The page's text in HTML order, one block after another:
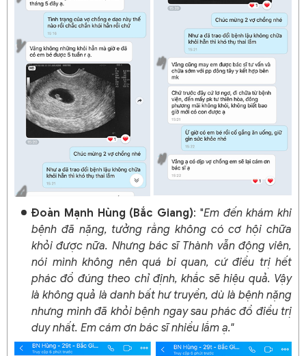
Đoàn Mạnh Hùng (Bắc Giang): "Em đến khám khi
bệnh đã nặng, tưởng rằng không có cơ hội chữa
khỏi được nữa. Nhưng bác sĩ Thành vẫn động viên,
nói mình không nên quá bi quan, cứ điều trị hết
phác đồ đúng theo chỉ định, khắc sẽ hiệu quả. Vậy
là không quả là danh bất hư truyền, dù là bệnh nặng
nhưng mình đã khỏi bệnh ngay sau phác đồ điều trị
duy nhất. Em cám ơn bác sĩ nhiều lắm ạ."